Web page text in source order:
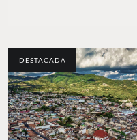
DESTACADA